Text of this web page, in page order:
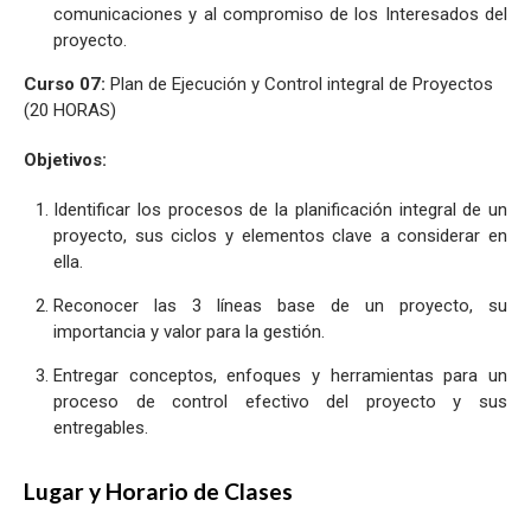
comunicaciones y al compromiso de los Interesados del
proyecto.
Curso 07: Plan de Ejecución y Control integral de Proyectos
(20 HORAS)
Objetivos:
Identificar los procesos de la planificación integral de un
proyecto, sus ciclos y elementos clave a considerar en
ella.
Reconocer las 3 líneas base de un proyecto, su
importancia y valor para la gestión.
Entregar conceptos, enfoques y herramientas para un
proceso de control efectivo del proyecto y sus
entregables.
Lugar y Horario de Clases